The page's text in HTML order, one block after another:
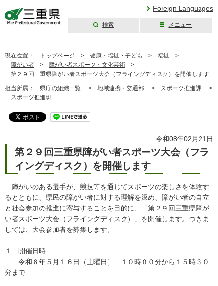
Foreign Languages
検索 メニュー
現在位置： トップページ > 健康・福祉・子ども > 福祉 >
障がい者 > 障がい者スポーツ・文化芸術 >
第２９回三重県障がい者スポーツ大会（フライングディスク）を開催します
担当所属： 県庁の組織一覧 > 地域連携・交通部 > スポーツ推進課 >
スポーツ推進班
令和08年02月21日
第２９回三重県障がい者スポーツ大会（フラ
イングディスク）を開催します
障がいのある選手が、競技等を通じてスポーツの楽しさを体験す
るとともに、県民の障がい者に対する理解を深め、障がい者の自立
と社会参加の推進に寄与することを目的に、「第２９回三重県障が
い者スポーツ大会（フライングディスク）」を開催します。つきま
しては、大会参加者を募集します。
１ 開催日時
令和８年５月１６日（土曜日） １０時００分から１５時３０
分まで